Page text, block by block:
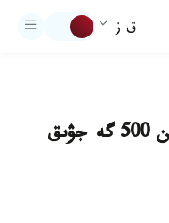
ق ز
جول بويىندا ينتەرنەت تاراتاتىن 500 گە جۋىق